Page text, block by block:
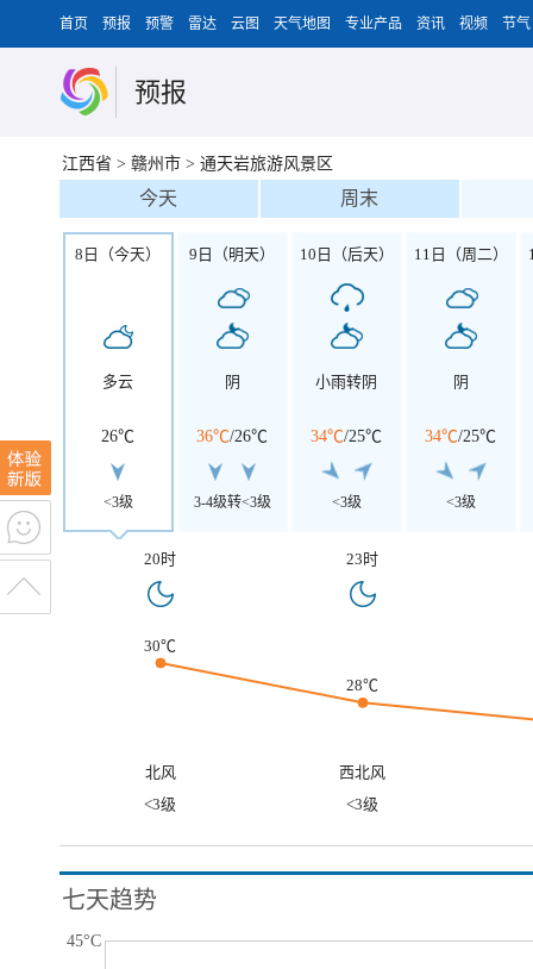
首页 预报 预警 雷达 云图 天气地图 专业产品 资讯 视频 节气
预报
江西省 > 赣州市 > 通天岩旅游风景区
今天 周末
8日（今天）
多云
26℃
<3级
9日（明天）
阴
36℃/26℃
3-4级转<3级
10日（后天）
小雨转阴
34℃/25℃
<3级
11日（周二）
阴
34℃/25℃
<3级
20时 23时
30℃
28℃
北风
西北风
<3级
<3级
七天趋势
45°C